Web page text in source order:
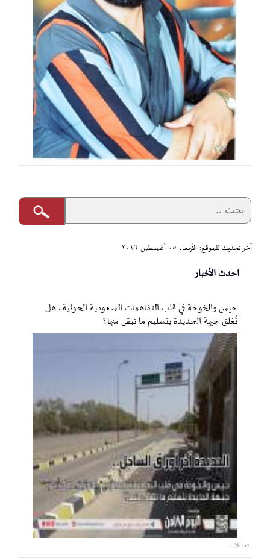
آخر تحديث للموقع: الأربعاء ٠٥ أغسطس ٢٠٢٦
احدث الأخبار
حيس والخوخة في قلب التفاهمات السعودية الحوثية.. هل
تُغلق جبهة الحديدة بتسليم ما تبقى منها؟
تحليلات